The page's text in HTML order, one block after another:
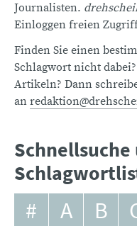
Journalisten.
Einloggen freien
Finden Sie einen
Schlagwort nicht
Artikeln? Dann
an
# A B